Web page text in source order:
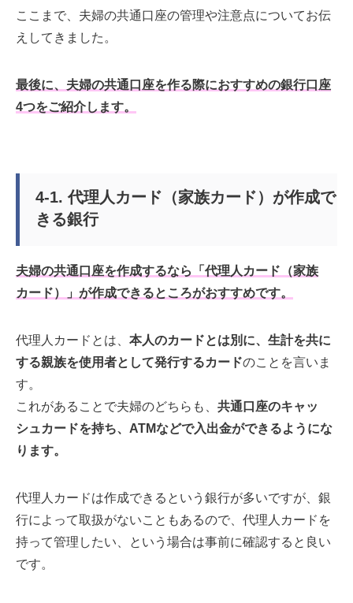
ここまで、夫婦の共通口座の管理や注意点についてお伝
えしてきました。
最後に、夫婦の共通口座を作る際におすすめの銀行口座
4つをご紹介します。
4-1. 代理人カード（家族カード）が作成で
きる銀行
夫婦の共通口座を作成するなら「代理人カード（家族
カード）」が作成できるところがおすすめです。
代理人カードとは、 本人のカードとは別に、生計を共に
する親族を使用者として発行するカードのことを言いま
す。
これがあることで夫婦のどちらも、 共通口座のキャッ
シュカードを持ち、ATMなどで入出金ができるようにな
ります。
代理人カードは作成できるという銀行が多いですが、銀
行によって取扱がないこともあるので、代理人カードを
持って管理したい、という場合は事前に確認すると良い
です。